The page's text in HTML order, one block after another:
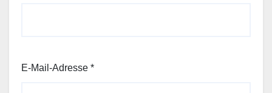
E-Mail-Adresse *